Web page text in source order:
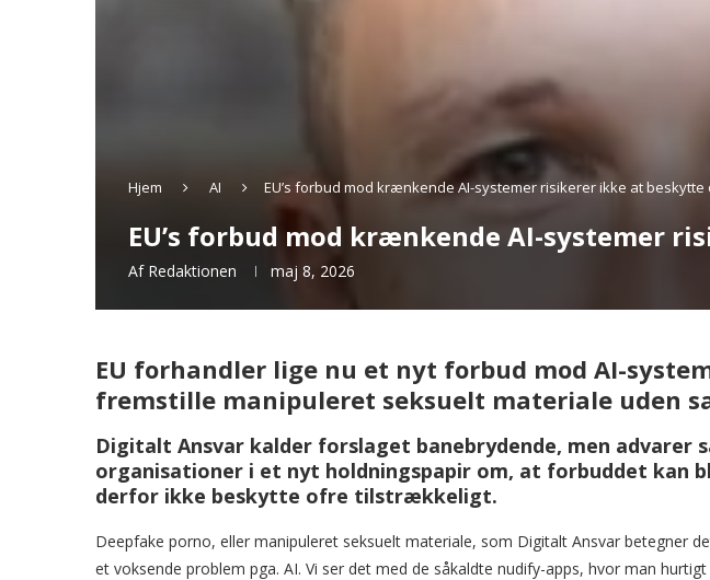
Hjem AI EU’s forbud mod krænkende AI-systemer risikerer ikke at
EU’s forbud mod krænkende AI-systemer
Af Redaktionen maj 8, 2026
EU forhandler lige nu et nyt forbud mod AI-
fremstille manipuleret seksuelt materiale uden
Digitalt Ansvar kalder forslaget banebrydende, men advarer
organisationer i et nyt holdningspapir om, at forbuddet kan
derfor ikke beskytte ofre tilstrækkeligt.
Deepfake porno, eller manipuleret seksuelt materiale, som Digitalt Ansvar betegner
et voksende problem pga. AI. Vi ser det med de såkaldte nudify-apps, hvor man